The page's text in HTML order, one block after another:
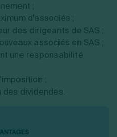
;
d'associés ;
des dirigeants de SAS ;
associés en SAS ;
une responsabilité
;
des dividendes.